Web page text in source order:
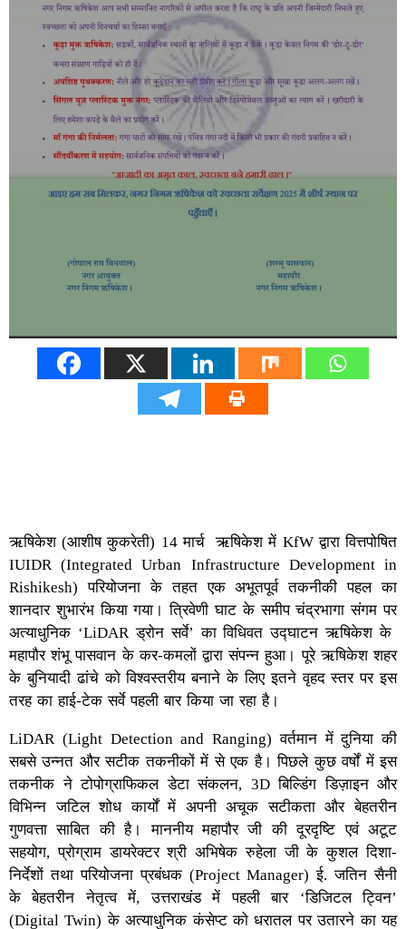
ऋषिकेश (आशीष कुकरेती) 14 मार्च ऋषिकेश में KfW द्वारा वित्तपोषित
IUIDR (Integrated Urban Infrastructure Development in
Rishikesh) परियोजना के तहत एक अभूतपूर्व तकनीकी पहल का
शानदार शुभारंभ किया गया। त्रिवेणी घाट के समीप चंद्रभागा संगम पर
अत्याधुनिक ‘LiDAR ड्रोन सर्वे’ का विधिवत उद्घाटन ऋषिकेश के
महापौर शंभू पासवान के कर-कमलों द्वारा संपन्न हुआ। पूरे ऋषिकेश शहर
के बुनियादी ढांचे को विश्वस्तरीय बनाने के लिए इतने वृहद स्तर पर इस
तरह का हाई-टेक सर्वे पहली बार किया जा रहा है।
LiDAR (Light Detection and Ranging) वर्तमान में दुनिया की
सबसे उन्नत और सटीक तकनीकों में से एक है। पिछले कुछ वर्षों में इस
तकनीक ने टोपोग्राफिकल डेटा संकलन, 3D बिल्डिंग डिज़ाइन और
विभिन्न जटिल शोध कार्यों में अपनी अचूक सटीकता और बेहतरीन
गुणवत्ता साबित की है। माननीय महापौर जी की दूरदृष्टि एवं अटूट
सहयोग, प्रोग्राम डायरेक्टर श्री अभिषेक रुहेला जी के कुशल दिशा-
निर्देशों तथा परियोजना प्रबंधक (Project Manager) ई. जतिन सैनी
के बेहतरीन नेतृत्व में, उत्तराखंड में पहली बार ‘डिजिटल ट्विन’
(Digital Twin) के अत्याधुनिक कंसेप्ट को धरातल पर उतारने का यह